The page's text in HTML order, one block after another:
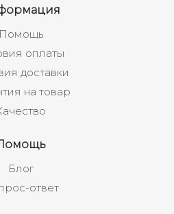
Помощь
оплаты
доставки
на товар
Блог
ответ